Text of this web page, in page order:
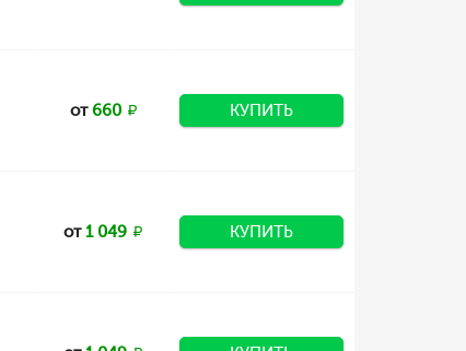
от660 КУПИТЬ
от1 049 КУПИТЬ